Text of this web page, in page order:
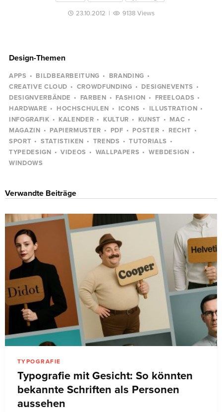
23.10.2012 | 9138 Views
Design-Themen
APPS BILDBEARBEITUNG
BRANDING
CREATIVE CLOUD
CROWDFUNDING
DESIGNEVENTS
DESIGNVERBÄNDE
FARBEN FASHION
FREELOADS
HARDWARE
HOCHSCHULEN ICONS
ILLUSTRATION
INFOGRAFIK
KALENDER KULTUR KUNST
MAC
MAGAZIN
PAPIERMUSTER PDF POSTER
RECHT
SPORT
STATISTIKEN TRENDS
TUTORIALS
TYPEDESIGN
VIDEOS WALLPAPERS
WEBDESIGN
WINDOWS
Verwandte Beiträge
TYPOGRAFIE
Typografie mit Gesicht: So könnten
bekannte Schriften als Personen
aussehen